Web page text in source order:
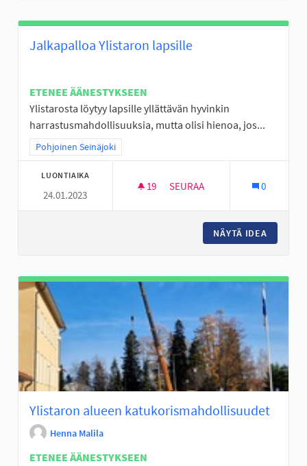
Jalkapalloa Ylistaron lapsille
ETENEE ÄÄNESTYKSEEN
Ylistarosta löytyy lapsille yllättävän hyvinkin
harrastusmahdollisuuksia, mutta olisi hienoa, jos...
Rajaa tulokset teeman mukaan: Pohjoinen Seinäjoki
Pohjoinen Seinäjoki
LUONTIAIKA
24.01.2023
19 19 SEURAAJAA
SEURAA 0
NÄYTÄ IDEA
Ylistaron alueen katukorismahdollisuudet
Henna Malila
ETENEE ÄÄNESTYKSEEN